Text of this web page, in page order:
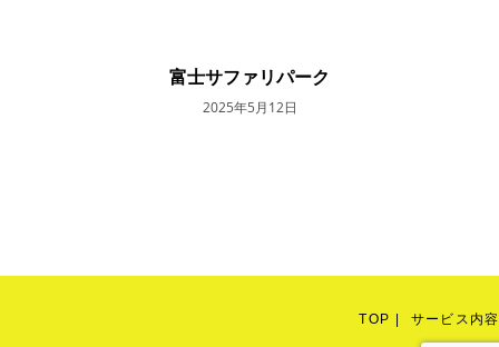
富士サファリパーク
2025年5月12日
TOP サービス内